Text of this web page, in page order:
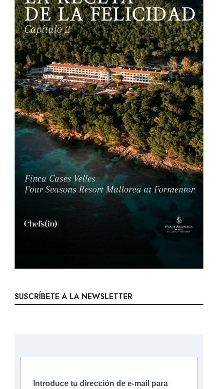
SUSCRÍBETE A LA NEWSLETTER
Introduce tu dirección de e-mail para